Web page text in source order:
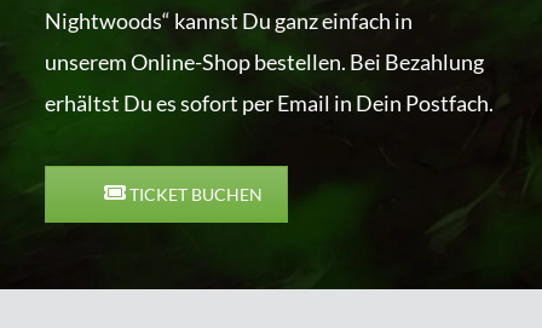
Nightwoods“ kannst Du ganz einfach in
unserem Online-Shop bestellen. Bei Bezahlung
erhältst Du es sofort per Email in Dein Postfach.
TICKET BUCHEN